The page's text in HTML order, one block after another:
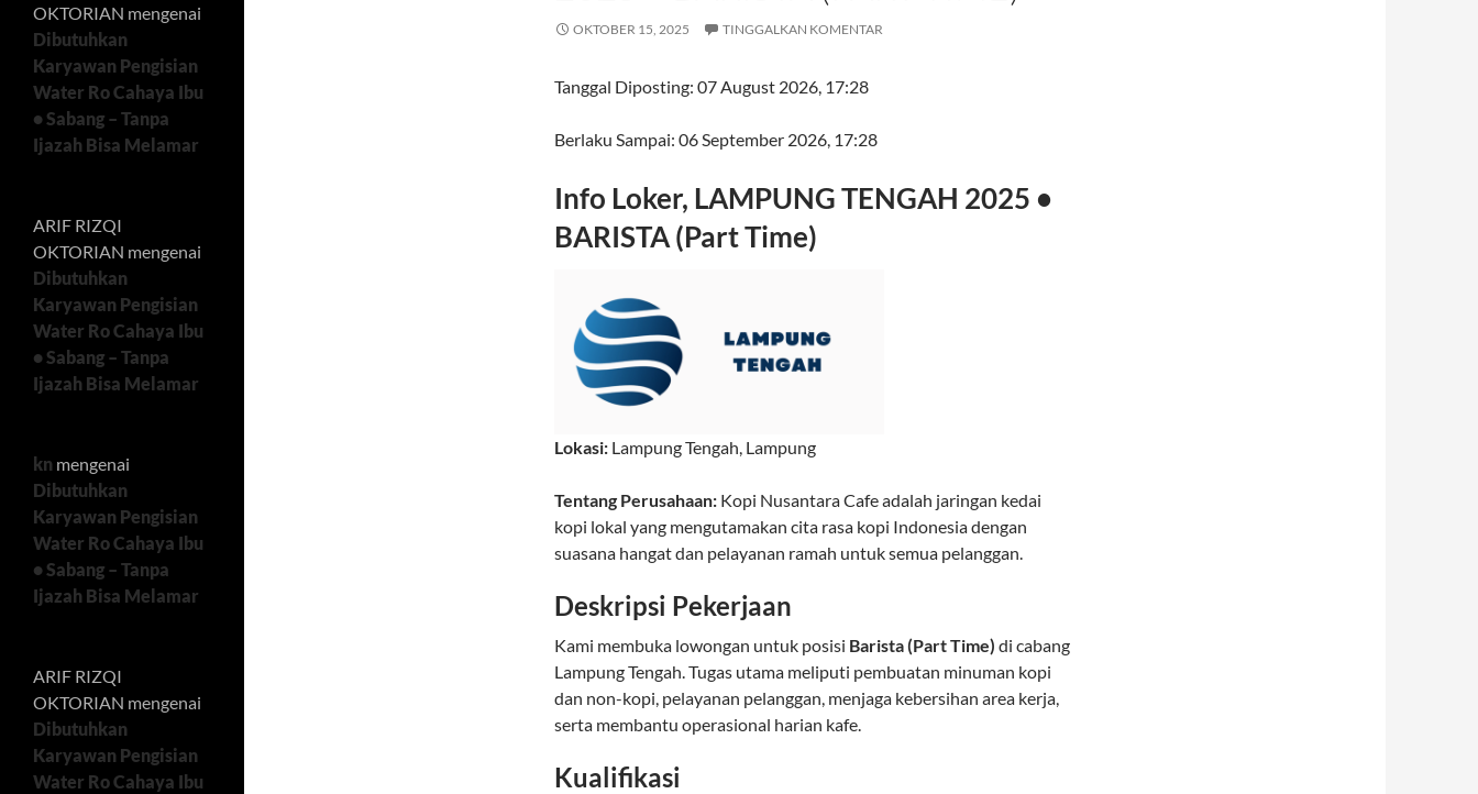
OKTOBER 15, 2025 TINGGALKAN KOMENTAR
Tanggal Diposting: 07 August 2026, 17:28
Berlaku Sampai: 06 September 2026, 17:28
Info Loker, LAMPUNG TENGAH 2025 •
BARISTA (Part Time)
Lokasi: Lampung Tengah, Lampung
Tentang Perusahaan: Kopi Nusantara Cafe adalah jaringan kedai
kopi lokal yang mengutamakan cita rasa kopi Indonesia dengan
suasana hangat dan pelayanan ramah untuk semua pelanggan.
Deskripsi Pekerjaan
Kami membuka lowongan untuk posisi Barista (Part Time) di cabang
Lampung Tengah. Tugas utama meliputi pembuatan minuman kopi
dan non-kopi, pelayanan pelanggan, menjaga kebersihan area kerja,
serta membantu operasional harian kafe.
Kualifikasi
OKTORIAN mengenai
Dibutuhkan
Karyawan Pengisian
Water Ro Cahaya Ibu
• Sabang – Tanpa
Ijazah Bisa Melamar
ARIF RIZQI
OKTORIAN mengenai
Dibutuhkan
Karyawan Pengisian
Water Ro Cahaya Ibu
• Sabang – Tanpa
Ijazah Bisa Melamar
kn mengenai
Dibutuhkan
Karyawan Pengisian
Water Ro Cahaya Ibu
• Sabang – Tanpa
Ijazah Bisa Melamar
ARIF RIZQI
OKTORIAN mengenai
Dibutuhkan
Karyawan Pengisian
Water Ro Cahaya Ibu